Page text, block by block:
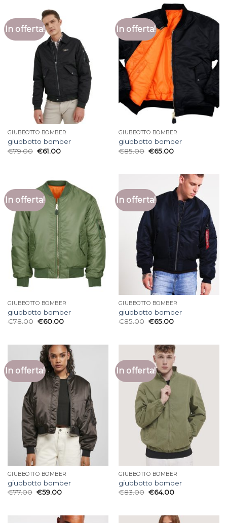
In offerta!
GIUBBOTTO BOMBER
giubbotto bomber
€79.00 €61.00
In offerta!
GIUBBOTTO BOMBER
giubbotto bomber
€85.00 €65.00
In offerta!
GIUBBOTTO BOMBER
giubbotto bomber
€78.00 €60.00
In offerta!
GIUBBOTTO BOMBER
giubbotto bomber
€85.00 €65.00
In offerta!
GIUBBOTTO BOMBER
giubbotto bomber
€77.00 €59.00
In offerta!
GIUBBOTTO BOMBER
giubbotto bomber
€83.00 €64.00